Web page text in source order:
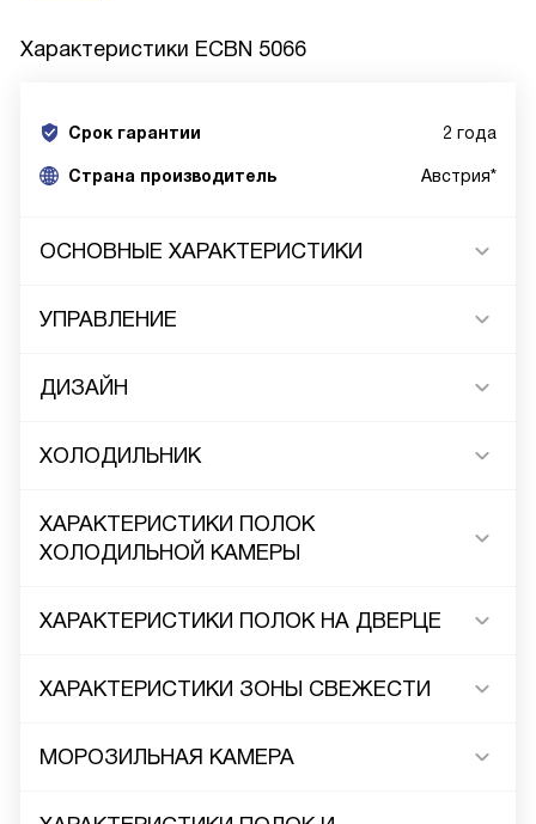
Характеристики ECBN 5066
Срок гарантии 2 года
Cтрана производитель Австрия*
ОСНОВНЫЕ ХАРАКТЕРИСТИКИ
УПРАВЛЕНИЕ
ДИЗАЙН
ХОЛОДИЛЬНИК
ХАРАКТЕРИСТИКИ ПОЛОК
ХОЛОДИЛЬНОЙ КАМЕРЫ
ХАРАКТЕРИСТИКИ ПОЛОК НА ДВЕРЦЕ
ХАРАКТЕРИСТИКИ ЗОНЫ СВЕЖЕСТИ
МОРОЗИЛЬНАЯ КАМЕРА